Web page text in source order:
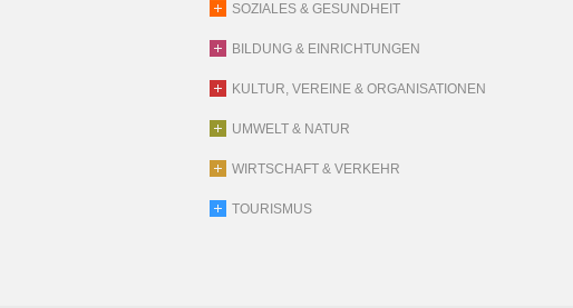
SOZIALES & GESUNDHEIT
BILDUNG & EINRICHTUNGEN
KULTUR, VEREINE & ORGANISATIONEN
UMWELT & NATUR
WIRTSCHAFT & VERKEHR
TOURISMUS